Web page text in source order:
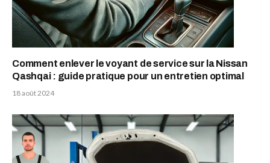
Comment enlever le voyant de service sur la Nissan
Qashqai : guide pratique pour un entretien optimal
18 août 2024